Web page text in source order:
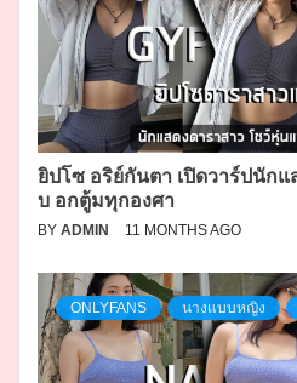
ยิปโซ อริย์กันตา เปิดวาร์ปนัก
บ อกตู้มทุกองศา
BY ADMIN 11 MONTHS AGO
ONLYFANS นางแบบหญิง